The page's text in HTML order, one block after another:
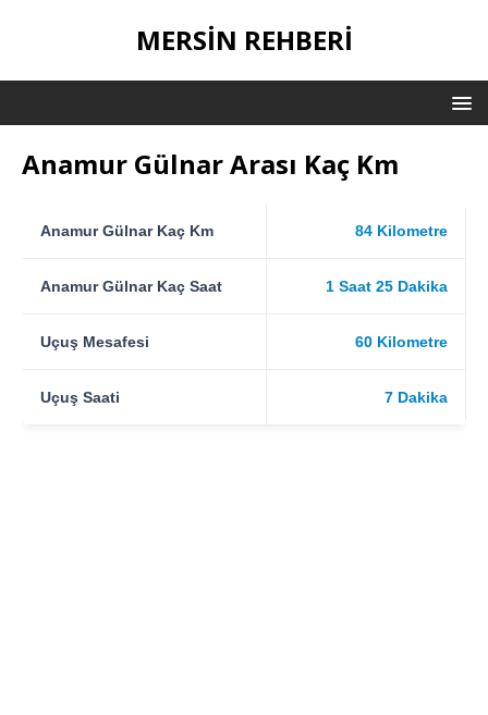
MERSIN REHBERI
Anamur Gülnar Arası Kaç Km
Anamur Gülnar Kaç Km 84 Kilometre
Anamur Gülnar Kaç Saat 1 Saat 25 Dakika
Uçuş Mesafesi 60 Kilometre
Uçuş Saati 7 Dakika